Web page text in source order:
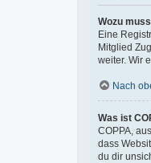
Wozu
Eine
Mitglied
weiter. Wir
Nach
Was ist
COPPA,
dass
du dir